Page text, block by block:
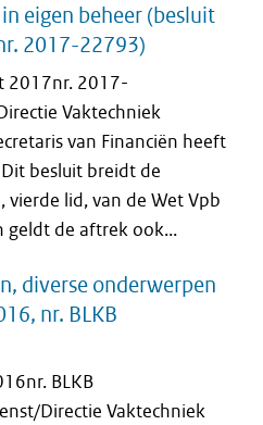
eigen beheer (besluit
2017-22793)
2017nr. 2017-
Vaktechniek
van Financiën heeft
besluit breidt de
lid, van de Wet Vpb
geldt de aftrek ook...
diverse onderwerpen
nr. BLKB
BLKB
Directie Vaktechniek